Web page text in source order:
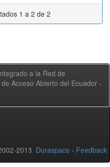
1 a 2 de 2
a la Red de
Acceso Abierto del Ecuador -
2013 Duraspace - Feedback